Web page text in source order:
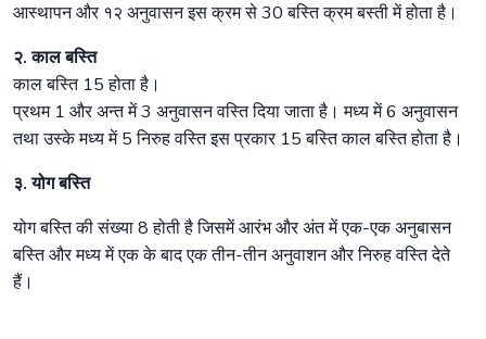
आस्थापन और १२ अनुवासन इस क्रम से 30 बस्ति क्रम बस्ती में होता है।
२. काल बस्ति
काल बस्ति 15 होता है।
प्रथम 1 और अन्त में 3 अनुवासन वस्ति दिया जाता है। मध्य में 6 अनुवासन
तथा उस्के मध्य में 5 निरुह वस्ति इस प्रकार 15 बस्ति काल बस्ति होता है।
३. योग बस्ति
योग बस्ति की संख्या 8 होती है जिसमें आरंभ और अंत में एक-एक अनुबासन
बस्ति और मध्य में एक के बाद एक तीन-तीन अनुवाशन और निरुह वस्ति देते
हैं।